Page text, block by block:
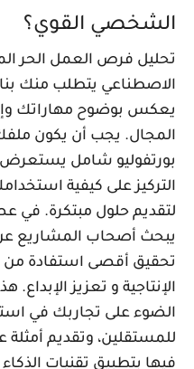
القوي؟
فرص العمل الحر
يتطلب منك
بوضوح مهاراتك
يجب أن يكون ملفك
شامل يستعرض
على كيفية استخدامك
حلول مبتكرة. في عصر
أصحاب المشاريع عن
أقصى استفادة من
و تعزيز الإبداع.
وتقديم أمثلة
بتطبيق تقنيات الذكاء